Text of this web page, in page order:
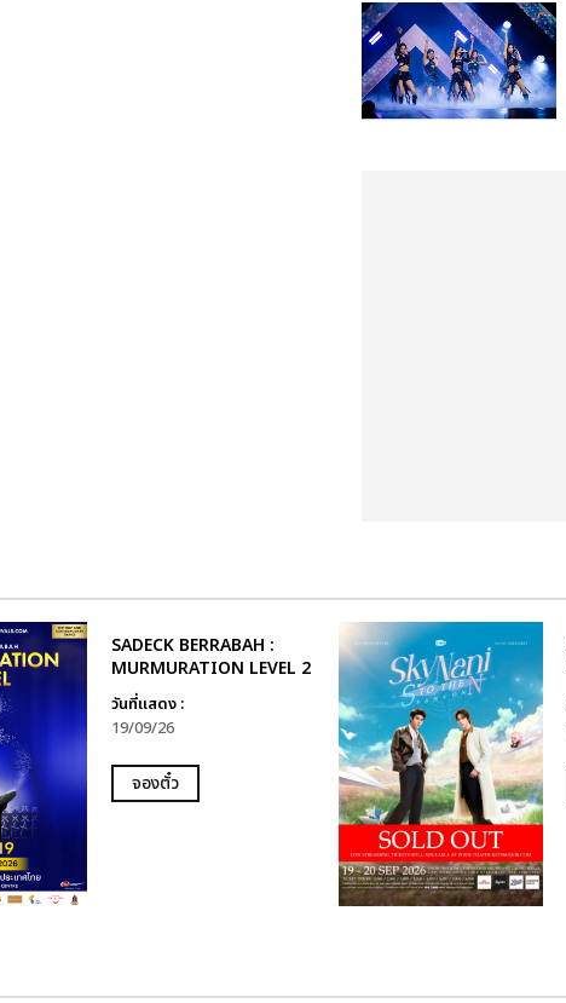
SADECK BERRABAH :
MURMURATION LEVEL 2
วันที่แสดง :
19/09/26
จองตั๋ว